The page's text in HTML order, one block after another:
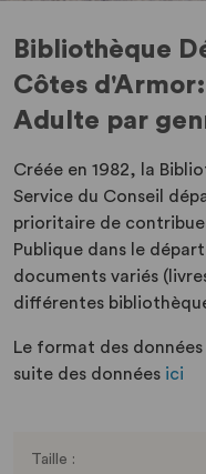
Bibliothèque
Côtes
Adulte par
Créée en 1982, la
Service du Conseil
prioritaire de
Publique dans le
documents variés
différentes
Le format des
suite des données ici
Taille :